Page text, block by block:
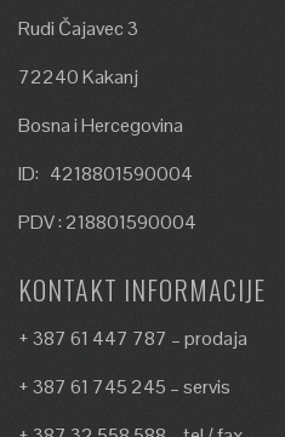
Rudi Čajavec 3
72240 Kakanj
Bosna i Hercegovina
ID: 4218801590004
PDV : 218801590004
KONTAKT INFORMACIJE
+ 387 61 447 787 – prodaja
+ 387 61 745 245 – servis